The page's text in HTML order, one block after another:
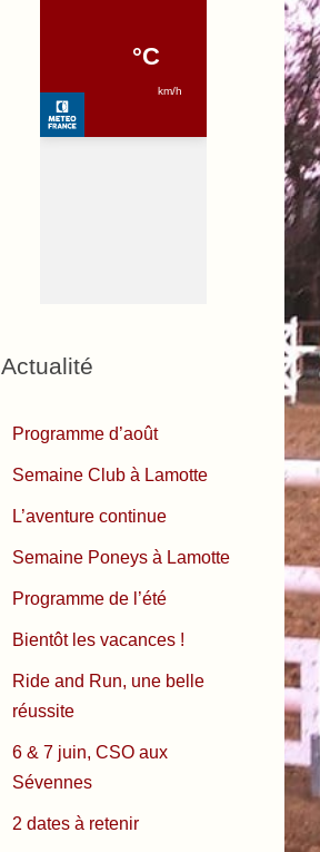
Actualité
Programme d’août
Semaine Club à Lamotte
L’aventure continue
Semaine Poneys à Lamotte
Programme de l’été
Bientôt les vacances !
Ride and Run, une belle
réussite
6 & 7 juin, CSO aux
Sévennes
2 dates à retenir